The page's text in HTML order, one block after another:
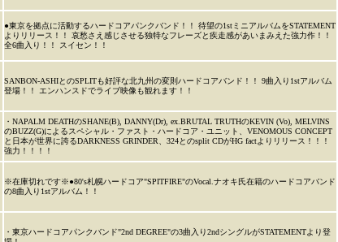
●東京を拠点に活動するハードコアパンクバンド！！ 待望の1stミニアルバムをSTATEMENT
よりリリース！！ 哀愁さえ感じさせる独特なフレーズと疾走感があいまみえた強力作！！
全6曲入り！！ スイセン！！
SANBON-ASHIとのSPLITも好評な北九州の変則ハードコアバンド！！ 9曲入り1stアルバム
登場！！ エンハンスドでライブ映像も観れます！！
・NAPALM DEATHのSHANE(B), DANNY(Dr), ex.BRUTAL TRUTHのKEVIN (Vo), MELVINS
のBUZZ(G)によるスペシャル・ファスト・ハードコア・ユニット、VENOMOUS CONCEPT
と日本が世界に誇るDARKNESS GRINDER、324とのsplit CDがHG factよりリリース！！！
強力！！！！
※在庫切れです※●80's札幌ハードコア"SPITFIRE"のVocal.ナオキ氏在籍のハードコアバンド
の8曲入り1stアルバム！！
・東京ハードコアパンクバンド"2nd DEGREE"の3曲入り2ndシングルがSTATEMENTより登